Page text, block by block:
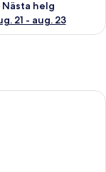
Nästa helg
21 - aug. 23
en säng, ett